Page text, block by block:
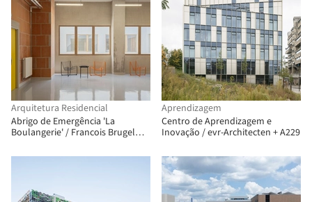
Arquitetura Residencial
Abrigo de Emergência 'La
Boulangerie' / Francois Brugel
RITA
Aprendizagem
Centro de Aprendizagem e
Inovação / evr-Architecten + A229